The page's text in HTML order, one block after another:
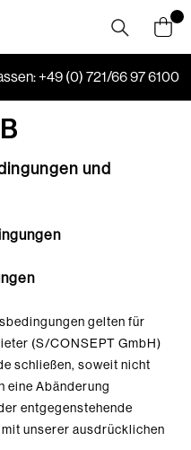
+49 (0) 721/66 97 6100
und
gelten für
(S/CONSEPT GmbH)
schließen, soweit nicht
eine Abänderung
entgegenstehende
unserer ausdrücklichen